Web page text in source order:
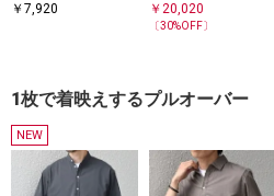
ANVAS リネンライク
￥ 7,920
ーラー プルオーバー
シャツ
￥ 20,020
〔30%OFF〕
1枚で着映えするプルオーバー
NEW